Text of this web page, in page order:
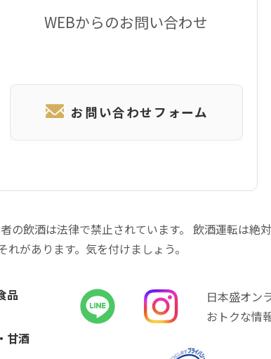
WEBからのお問い合わせ
お問い合わせフォーム
飲酒は法律で禁止されています。 飲酒運転は絶対
があります。気を付けましょう。
品
甘酒
日本盛オン
おトクな情